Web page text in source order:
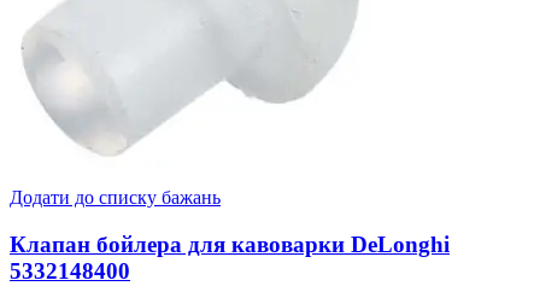
Додати до списку бажань
Клапан бойлера для кавоварки DeLonghi
5332148400